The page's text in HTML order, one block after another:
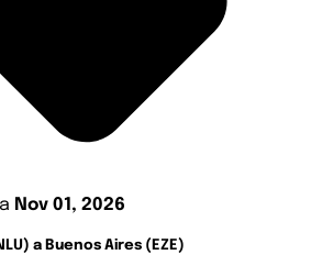
a Nov 01, 2026
a Buenos Aires (EZE)